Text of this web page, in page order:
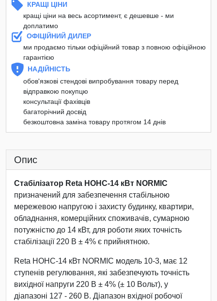
КРАЩІ ЦІНИ
кращі ціни на весь асортимент, є дешевше - ми
доплатимо
ОФІЦІЙНИЙ ДИЛЕР
ми продаємо тільки офіційний товар з повною офіційною
гарантією
НАДІЙНІСТЬ
обов'язкові стендові випробування товару перед
відправкою покупцю
консультації фахівців
багаторічний досвід
безкоштовна заміна товару протягом 14 днів
Опис
Стабілізатор Reta НОНС-14 кВт NORMIC
призначений для забезпечення стабільною
мережевою напругою і захисту будинку, квартири,
обладнання, комерційних споживачів, сумарною
потужністю до 14 кВт, для роботи яких точність
стабілізації 220 В ± 4% є прийнятною.
Reta НОНС-14 кВт NORMIC модель 10-3, має 12
ступенів регулювання, які забезпечують точність
вихідної напруги 220 В ± 4% (± 10 Вольт), у
діапазоні 127 - 260 В. Діапазон вхідної робочої